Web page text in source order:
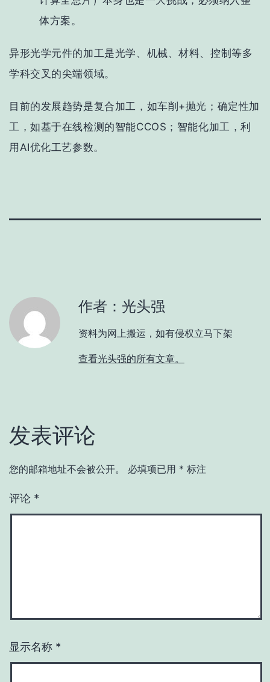
体方案。
异形光学元件的加工是光学、机械、材料、控制等多
学科交叉的尖端领域。
目前的发展趋势是复合加工， 如车削+抛光； 确定性加
工，如基于在线检测的智能CCOS； 智能化加工，利
用AI优化工艺参数。
作者：光头强
资料为网上搬运，如有侵权立马下架
查看光头强的所有文章。
发表评论
您的邮箱地址不会被公开。 必填项已用 * 标注
评论 *
显示名称 *